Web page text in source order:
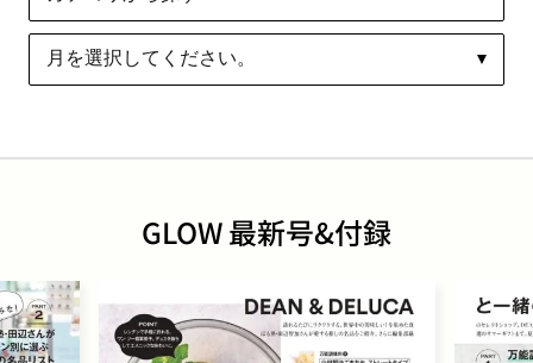
GLOW 最新号&付録